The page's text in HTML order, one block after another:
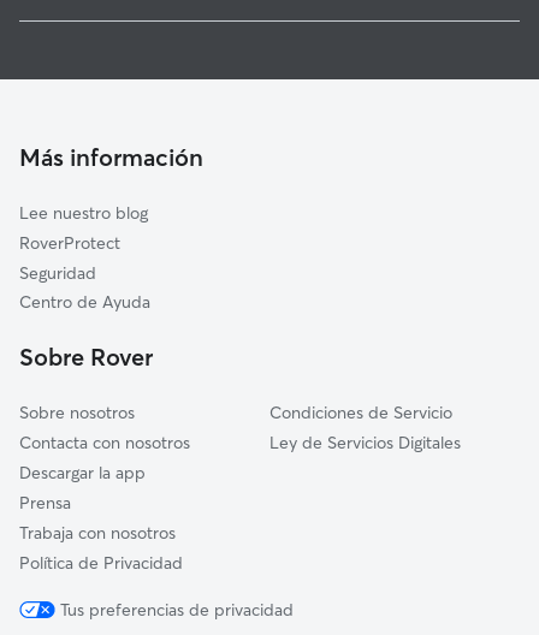
Castellbell i el Vilar
Matadepera
Collbató
Abrera
Terrassa
Marganell
Cuidado de mascota en Vacarisses
Más información
Lee nuestro blog
RoverProtect
Seguridad
Centro de Ayuda
Sobre Rover
Sobre nosotros
Contacta con nosotros
Descargar la app
Prensa
Trabaja con nosotros
Política de Privacidad
Condiciones de Servicio
Ley de Servicios Digitales
Tus preferencias de privacidad